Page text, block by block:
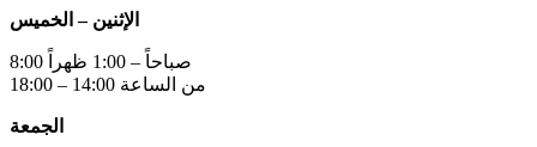
الإثنين – الخميس
8:00 صباحاً – 1:00 ظهراً
من الساعة 14:00 – 18:00
الجمعة